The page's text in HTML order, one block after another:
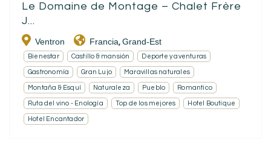
Le Domaine de Montage – Chalet Frère
J...
Ventron Francia, Grand-Est
Bienestar Castillo & mansión Deporte y aventuras
Gastronomía Gran Lujo Maravillas naturales
Montaña & Esquí Naturaleza Pueblo Romantico
Ruta del vino - Enología Top de los mejores Hotel Boutique
Hotel Encantador